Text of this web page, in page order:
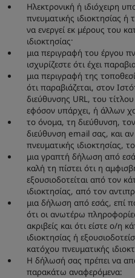
Συνεργαζόμενες
Kunlun
Ηλεκτρονική ή ιδιόχειρη
πνευματικής ιδιοκτησίας ή
να ενεργεί εκ μέρους του
ιδιοκτησίας·
μια περιγραφή του έργου
ισχυρίζεστε ότι έχει
μια περιγραφή της
ότι παραβιάζεται, στον
διεύθυνσης URL, του
εφόσον υπάρχει, ή άλλων
το όνομα, τη διεύθυνση,
διεύθυνση email σας, και
πνευματικής ιδιοκτησίας,
μια γραπτή δήλωση από
καλή τη πίστει ότι η
εξουσιοδοτείται από τον
ιδιοκτησίας, από τον
μια δήλωση από εσάς, επί
ότι οι ανωτέρω
ακριβείς και ότι είστε ο/η
ιδιοκτησίας ή
κατόχου πνευματικής
Η δήλωσή σας πρέπει να
παρακάτω αναφερόμενα: